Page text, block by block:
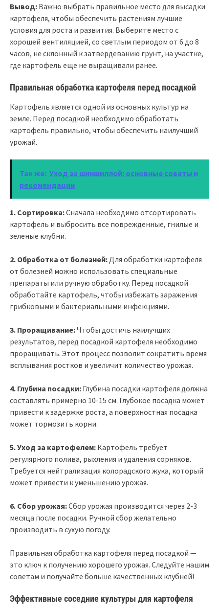
Вывод: Важно выбрать правильное место для высадки
картофеля, чтобы обеспечить растениям лучшие
условия для роста и развития. Выберите место с
хорошей вентиляцией, со светлым периодом от 6 до 8
часов, не склонный к затвердеванию грунт, на участке,
где картофель еще не выращивали ранее.
Правильная обработка картофеля перед посадкой
Картофель является одной из основных культур на
земле. Перед посадкой необходимо обработать
картофель правильно, чтобы обеспечить наилучший
урожай.
Так же: Уход за шиншиллой: основные советы и
рекомендации
1. Сортировка:Сначала необходимо отсортировать
картофель и выбросить все поврежденные, гнилые и
зеленые клубни.
2. Обработка от болезней: Для обработки картофеля
от болезней можно использовать специальные
препараты или ручную обработку. Перед посадкой
обработайте картофель, чтобы избежать заражения
грибковыми и бактериальными инфекциями.
3. Проращивание:Чтобы достичь наилучших
результатов, перед посадкой картофеля необходимо
проращивать. Этот процесс позволит сократить время
всплывания ростков и увеличит количество урожая.
4. Глубина посадки: Глубина посадки картофеля должна
составлять примерно 10-15 см. Глубокое посадка может
привести к задержке роста, а поверхностная посадка
может тормозить корни.
5. Уход за картофелем: Картофель требует
регулярного полива, рыхления и удаления сорняков.
Требуется нейтрализация колорадского жука, который
может привести к уменьшению урожая.
6. Сбор урожая:Сбор урожая производится через 2-3
месяца после посадки. Ручной сбор желательно
производить в сухую погоду.
Правильная обработка картофеля перед посадкой —
это ключ к получению хорошего урожая. Следуйте нашим
советам и получайте больше качественных клубней!
Эффективные соседние культуры для картофеля